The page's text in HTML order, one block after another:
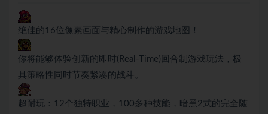
绝佳的16位像素画面与精心制作的游戏地图！
你将能够体验创新的即时(Real-Time)回合制游戏玩法，极
具策略性同时节奏紧凑的战斗。
超耐玩：12个独特职业，100多种技能，暗黑2式的完全随